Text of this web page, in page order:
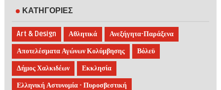
ΚΑΤΗΓΟΡΙΕΣ
Art & Design Αθλητικά Ανεξήγητα-Παράξενα
Αποτελέσματα Αγώνων Κολύμβησης Βόλεϋ
Δήμος Χαλκιδέων Εκκλησία
Ελληνική Αστυνομία - Πυροσβεστική